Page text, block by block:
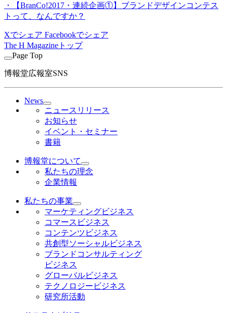
・【BranCo!2017・連続企画①】ブランドデザインコンテス
トって、なんですか？
Xでシェア Facebookでシェア
The H Magazineトップ
Page Top
博報堂広報室SNS
News
ニュースリリース
お知らせ
イベント・セミナー
書籍
博報堂について
私たちの理念
企業情報
私たちの事業
マーケティングビジネス
コマースビジネス
コンテンツビジネス
共創型ソーシャルビジネス
ブランドコンサルティング
ビジネス
グローバルビジネス
テクノロジービジネス
研究所活動